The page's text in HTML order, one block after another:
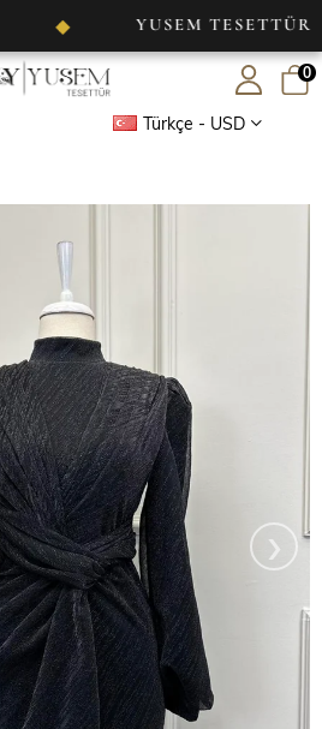
YUSEM TESETTÜR ◆
Türkçe - USD
0
›